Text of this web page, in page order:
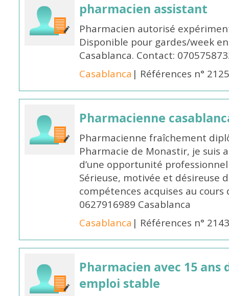
pharmacien assistant
Pharmacien autorisé
Disponible pour gardes/week
Casablanca. Contact:
Casablanca | Références n°
Pharmacienne
Pharmacienne fraîchement
Pharmacie de Monastir, je suis
d’une opportunité
Sérieuse, motivée et désireuse
compétences acquises au
0627916989 Casablanca
Casablanca | Références n°
Pharmacien avec 15
emploi stable